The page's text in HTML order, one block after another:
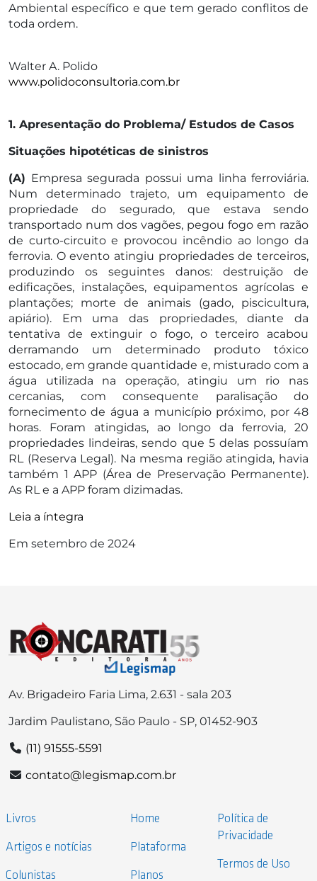
Ambiental específico e que tem gerado conflitos de
toda ordem.
Walter A. Polido
www.polidoconsultoria.com.br
1. Apresentação do Problema/ Estudos de Casos
Situações hipotéticas de sinistros
(A) Empresa segurada possui uma linha ferroviária.
Num determinado trajeto, um equipamento de
propriedade do segurado, que estava sendo
transportado num dos vagões, pegou fogo em razão
de curto-circuito e provocou incêndio ao longo da
ferrovia. O evento atingiu propriedades de terceiros,
produzindo os seguintes danos: destruição de
edificações, instalações, equipamentos agrícolas e
plantações; morte de animais (gado, piscicultura,
apiário). Em uma das propriedades, diante da
tentativa de extinguir o fogo, o terceiro acabou
derramando um determinado produto tóxico
estocado, em grande quantidade e, misturado com a
água utilizada na operação, atingiu um rio nas
cercanias, com consequente paralisação do
fornecimento de água a município próximo, por 48
horas. Foram atingidas, ao longo da ferrovia, 20
propriedades lindeiras, sendo que 5 delas possuíam
RL (Reserva Legal). Na mesma região atingida, havia
também 1 APP (Área de Preservação Permanente).
As RL e a APP foram dizimadas.
Leia a íntegra
Em setembro de 2024
Av. Brigadeiro Faria Lima, 2.631 - sala 203
Jardim Paulistano, São Paulo - SP, 01452-903
(11) 91555-5591
contato@legismap.com.br
Livros
Artigos e notícias
Colunistas
Home
Plataforma
Planos
Política de
Privacidade
Termos de Uso